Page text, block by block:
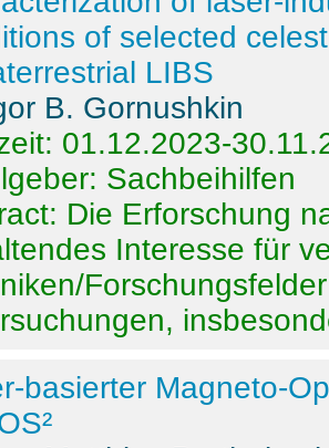
of selected
LIBS
B. Gornushkin
01.12.2023-
Sachbeihilfen
Die Erforschung
Interesse für
basierter Magneto-